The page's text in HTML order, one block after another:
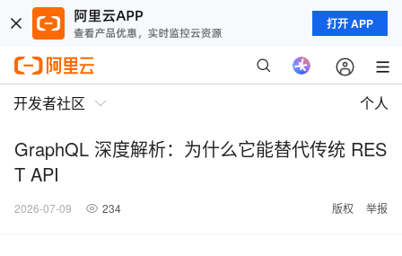
打开 APP
开发者社区 个人
GraphQL 深度解析：为什么它能替代传统 RES
T API
2026-07-09 234 版权 举报